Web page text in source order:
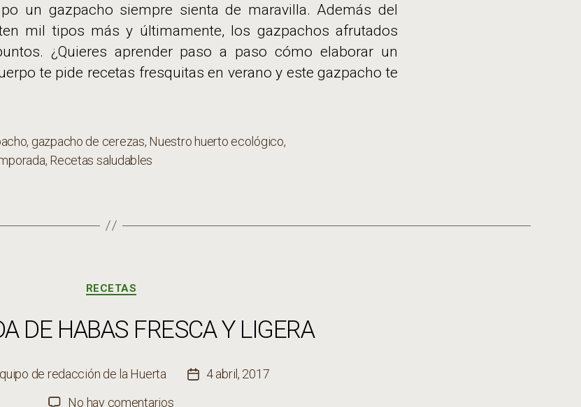
un gazpacho siempre sienta de maravilla. Además del
mil tipos más y últimamente, los gazpachos afrutados
¿Quieres aprender paso a paso cómo elaborar un
te pide recetas fresquitas en verano y este gazpacho te
, gazpacho de cerezas, Nuestro huerto ecológico,
, Recetas saludables
Categorías
RECETAS
DE HABAS FRESCA Y LIGERA
de redacción de la Huerta
Fecha
4 abril, 2017
No hay comentariosen